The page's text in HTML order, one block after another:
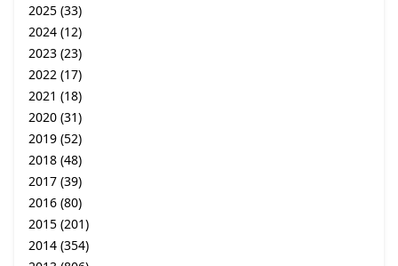
2025 (33)
2024 (12)
2023 (23)
2022 (17)
2021 (18)
2020 (31)
2019 (52)
2018 (48)
2017 (39)
2016 (80)
2015 (201)
2014 (354)